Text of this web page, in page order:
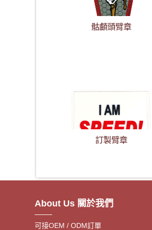
骷顱頭臂章
訂製臂章
About Us 關於我們
可接OEM / ODM訂單